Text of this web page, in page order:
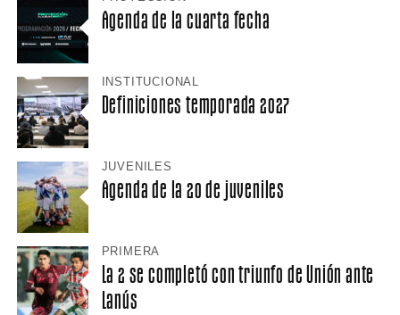
Agenda de la cuarta fecha
INSTITUCIONAL
Definiciones temporada 2027
JUVENILES
Agenda de la 20 de juveniles
PRIMERA
La 2 se completó con triunfo de Unión ante
Lanús